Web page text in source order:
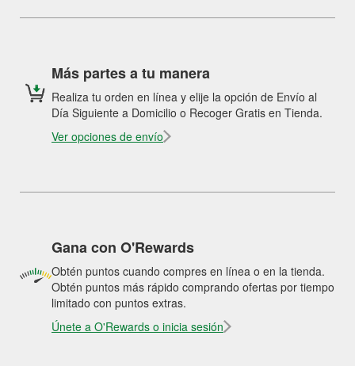
Más partes a tu manera
Realiza tu orden en línea y elije la opción de Envío al
Día Siguiente a Domicilio o Recoger Gratis en Tienda.
Ver opciones de envío
Gana con O'Rewards
Obtén puntos cuando compres en línea o en la tienda.
Obtén puntos más rápido comprando ofertas por tiempo
limitado con puntos extras.
Únete a O'Rewards o inicia sesión